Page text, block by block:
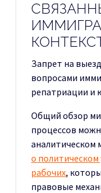
Запрет на
вопросами
репатриации и
Общий обзор
процессов
аналитическом
о
рабочих,
правовые